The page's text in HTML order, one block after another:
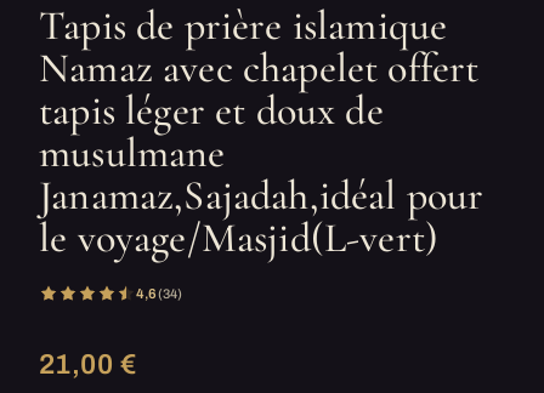
Tapis de prière islamique
Namaz avec chapelet offert
tapis léger et doux de
musulmane
Janamaz,Sajadah,idéal pour
le voyage/Masjid(L-vert)
4,6(34)
21,00 €